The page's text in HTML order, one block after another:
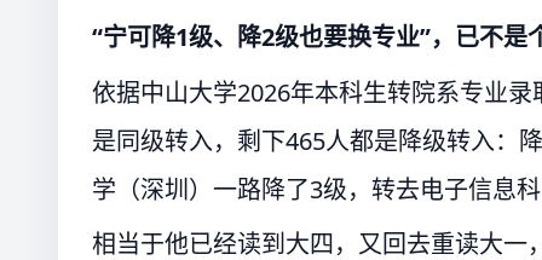
“宁可降1级、降2级也要换专业”，已不是
依据中山大学2026年本科生转院系专业
是同级转入，剩下465人都是降级转入：
学（深圳）一路降了3级，转去电子信息
相当于他已经读到大四，又回去重读大一